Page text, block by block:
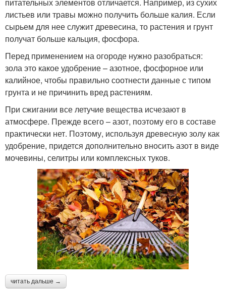
листьев или травы можно получить больше калия. Если
сырьем для нее служит древесина, то растения и грунт
получат больше кальция, фосфора.
Перед применением на огороде нужно разобраться:
зола это какое удобрение – азотное, фосфорное или
калийное, чтобы правильно соотнести данные с типом
грунта и не причинить вред растениям.
При сжигании все летучие вещества исчезают в
атмосфере. Прежде всего – азот, поэтому его в составе
практически нет. Поэтому, используя древесную золу как
удобрение, придется дополнительно вносить азот в виде
мочевины, селитры или комплексных туков.
читать дальше →